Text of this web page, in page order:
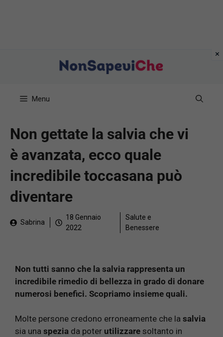
Menu
Non gettate la salvia che vi
è avanzata, ecco quale
incredibile toccasana può
diventare
Sabrina
18 Gennaio
2022
Salute e
Benessere
Non tutti sanno che la salvia rappresenta un
incredibile rimedio di bellezza in grado di donare
numerosi benefici. Scopriamo insieme quali.
Molte persone credono erroneamente che la salvia
sia una spezia da poter utilizzare soltanto in